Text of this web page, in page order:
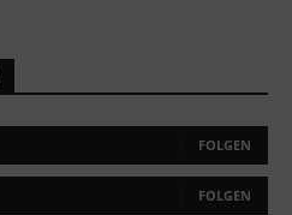
FOLGEN
FOLGEN